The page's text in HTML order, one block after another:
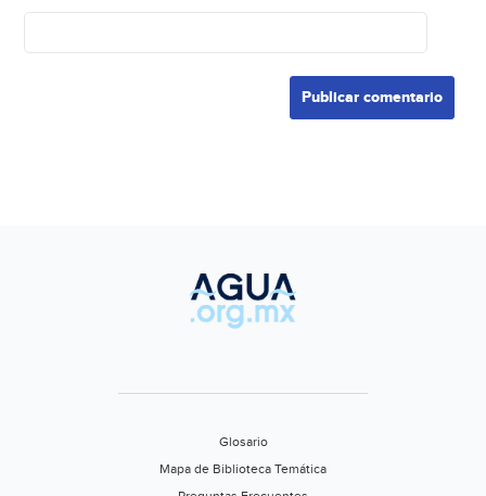
Glosario
Mapa de Biblioteca Temática